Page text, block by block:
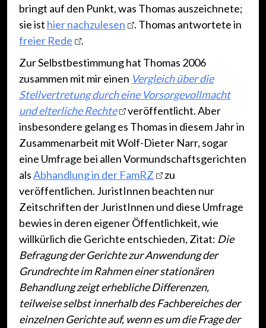
bringt auf den Punkt, was Thomas auszeichnete;
sie ist hier nachzulesen
. Thomas antwortete in
freier Rede
.
Zur Selbstbestimmung hat Thomas 2006
zusammen mit mir einen Vergleich über die
Stellvertretung durch eine Vorsorgevollmacht
und elterliche Rechte
veröffentlicht. Aber
insbesondere gelang es Thomas in diesem Jahr in
Zusammenarbeit mit Wolf-Dieter Narr, sogar
eine Umfrage bei allen Vormundschaftsgerichten
alsAbhandlung in der FamRZ
zu
veröffentlichen. JuristInnen beachten nur
Zeitschriften der JuristInnen und diese Umfrage
bewies in deren eigener Öffentlichkeit, wie
willkürlich die Gerichte entschieden, Zitat: Die
Befragung der Gerichte zur Anwendung der
Grundrechte im Rahmen einer stationären
Behandlung zeigt erhebliche Differenzen,
teilweise selbst innerhalb des Fachbereiches der
einzelnen Gerichte auf, wenn es um die Frage der